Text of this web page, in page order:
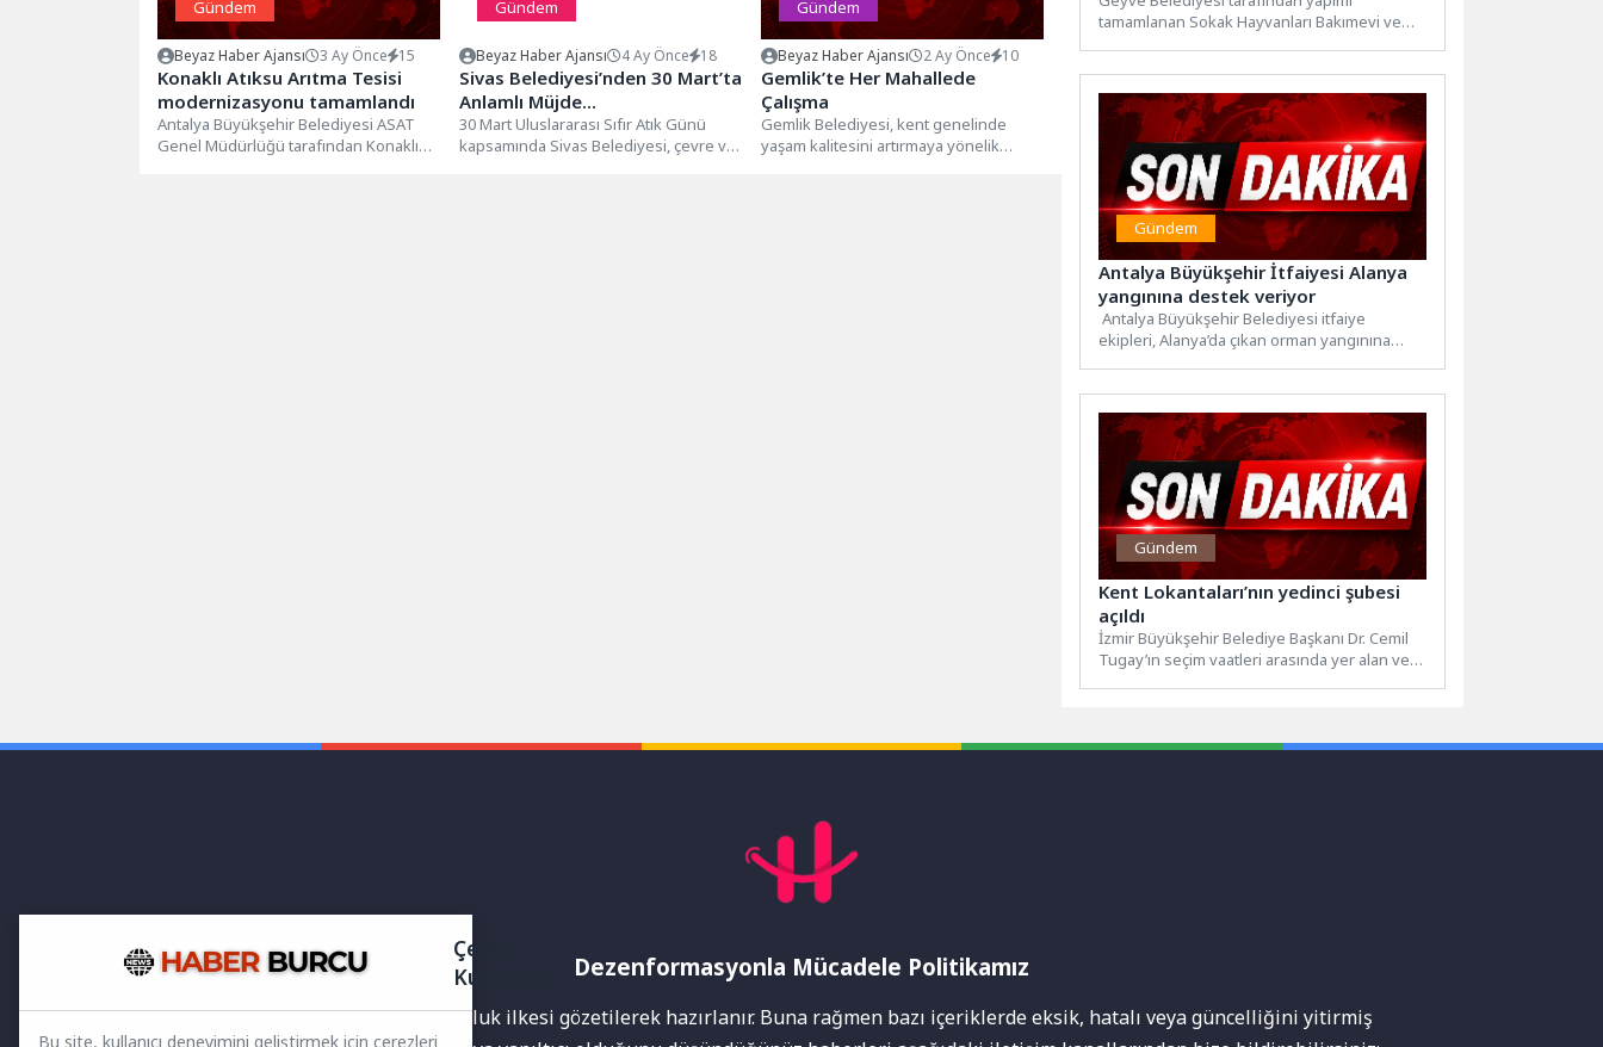
Gündem
Beyaz Haber Ajansı 3 Ay Önce 15
Konaklı Atıksu Arıtma Tesisi
modernizasyonu tamamlandı
Antalya Büyükşehir Belediyesi ASAT
Genel Müdürlüğü tarafından Konaklı
Gündem
Beyaz Haber Ajansı 4 Ay Önce 18
Sivas Belediyesi’nden 30 Mart’ta
Anlamlı Müjde…
30 Mart Uluslararası Sıfır Atık Günü
kapsamında Sivas Belediyesi, çevre ve
Gündem
Beyaz Haber Ajansı 2 Ay Önce 10
Gemlik’te Her Mahallede
Çalışma
Gemlik Belediyesi, kent genelinde
yaşam kalitesini artırmaya yönelik
tamamlanan Sokak Hayvanları Bakımevi ve
Gündem
Antalya Büyükşehir İtfaiyesi Alanya
yangınına destek veriyor
Antalya Büyükşehir Belediyesi itfaiye
ekipleri, Alanya’da çıkan orman yangınına
Gündem
Kent Lokantaları’nın yedinci şubesi
açıldı
İzmir Büyükşehir Belediye Başkanı Dr. Cemil
Tugay’ın seçim vaatleri arasında yer alan ve
Dezenformasyonla Mücadele Politikamız
Yayınlanan haberler doğruluk ilkesi gözetilerek hazırlanır. Buna rağmen bazı içeriklerde eksik, hatalı veya güncelliğini yitirmiş
Çerez
Kullanımı
Bu site, kullanıcı deneyimini geliştirmek için çerezleri